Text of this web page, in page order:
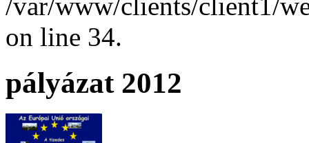
on line 34.
pályázat 2012